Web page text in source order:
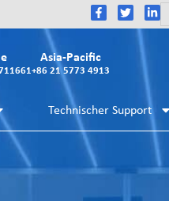
Asia-Pacific
+86 21 5773 4913
Technischer Support